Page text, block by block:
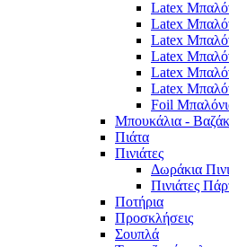
Latex
Latex
Latex
Latex
Latex
Latex
Foil
Μπουκάλια -
Πιάτα
Πινιάτες
Δωράκια
Πινιάτες
Ποτήρια
Προσκλήσεις
Σουπλά